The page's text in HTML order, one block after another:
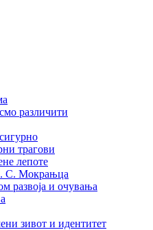
различити
трагови
лепоте
С. Мокрањца
развоја и очувања
зивот и идентитет